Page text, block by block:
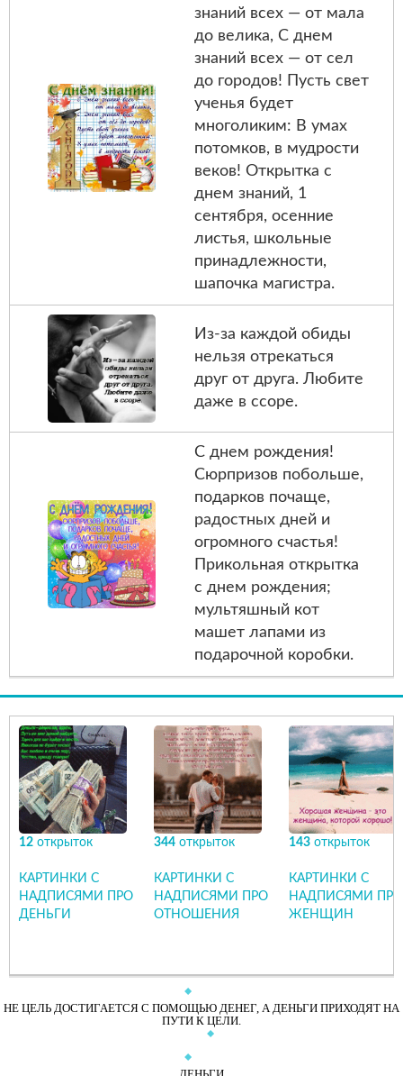
знаний всех — от мала
до велика, С днем
знаний всех — от сел
до городов! Пусть свет
ученья будет
многоликим: В умах
потомков, в мудрости
веков! Открытка с
днем знаний, 1
сентября, осенние
листья, школьные
принадлежности,
шапочка магистра.
Из-за каждой обиды
нельзя отрекаться
друг от друга. Любите
даже в ссоре.
С днем рождения!
Сюрпризов побольше,
подарков почаще,
радостных дней и
огромного счастья!
Прикольная открытка
с днем рождения;
мультяшный кот
машет лапами из
подарочной коробки.
12 открыток
КАРТИНКИ С
НАДПИСЯМИ ПРО
ДЕНЬГИ
344 открыток
КАРТИНКИ С
НАДПИСЯМИ ПРО
ОТНОШЕНИЯ
143 открыток
КАРТИНКИ С
НАДПИСЯМИ ПРО
ЖЕНЩИН
НЕ ЦЕЛЬ ДОСТИГАЕТСЯ С ПОМОЩЬЮ ДЕНЕГ, А ДЕНЬГИ ПРИХОДЯТ НА
ПУТИ К ЦЕЛИ.